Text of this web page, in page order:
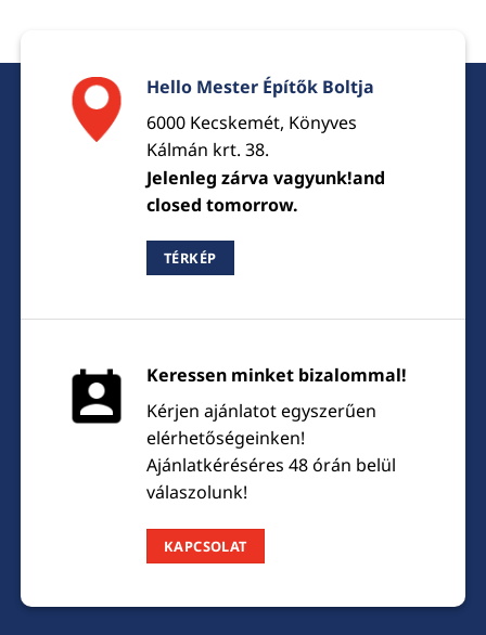
Hello Mester Építők Boltja
6000 Kecskemét, Könyves
Kálmán krt. 38.
Jelenleg zárva vagyunk!and
closed tomorrow.
TÉRKÉP
Keressen minket bizalommal!
Kérjen ajánlatot egyszerűen
elérhetőségeinken!
Ajánlatkéréséres 48 órán belül
válaszolunk!
KAPCSOLAT